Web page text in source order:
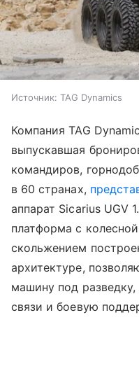
Источник: TAG Dynamics
Компания TAG
выпускавшая
командиров,
в 60 странах,
аппарат Sicarius UGV
платформа с
скольжением
архитектуре,
машину под
связи и боевую